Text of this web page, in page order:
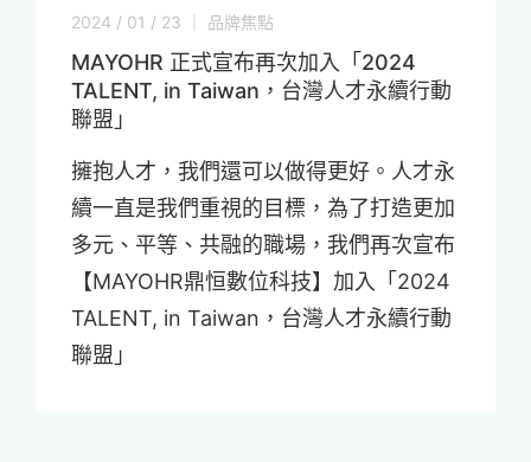
2024 / 01 / 23 ｜ 品牌焦點
MAYOHR 正式宣布再次加入「2024
TALENT, in Taiwan，台灣人才永續行動
聯盟」
擁抱人才，我們還可以做得更好。人才永
續一直是我們重視的目標，為了打造更加
多元、平等、共融的職場，我們再次宣布
【MAYOHR鼎恒數位科技】加入「2024
TALENT, in Taiwan，台灣人才永續行動
聯盟」